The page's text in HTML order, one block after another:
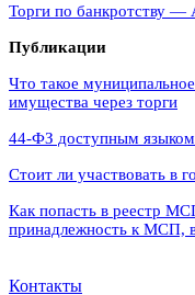
Торги по банкротству —
Публикации
Что такое
имущества через торги
44‑ФЗ доступным
Стоит ли участвовать в
Как попасть в реестр
принадлежность к МСП,
Контакты